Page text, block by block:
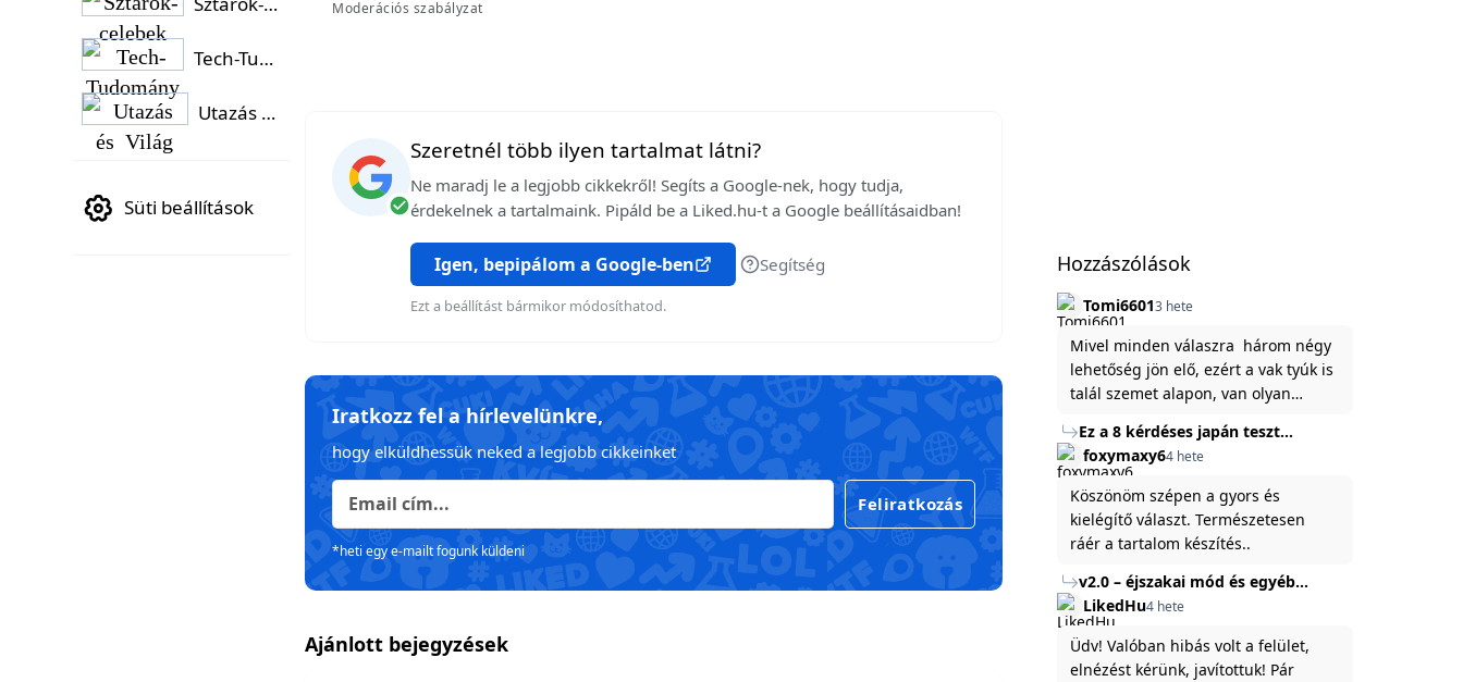
Moderációs szabályzat
Szeretnél több ilyen tartalmat látni?
Ne maradj le a legjobb cikkekről! Segíts a Google-nek, hogy tudja,
érdekelnek a tartalmaink. Pipáld be a Liked.hu-t a Google beállításaidban!
Igen, bepipálom a Google-ben Segítség
Ezt a beállítást bármikor módosíthatod.
Iratkozz fel a hírlevelünkre,
hogy elküldhessük neked a legjobb cikkeinket
Feliratkozás
*heti egy e-mailt fogunk küldeni
Ajánlott bejegyzések
Hozzászólások
Tomi66013 hete
Mivel minden válaszra három négy
lehetőség jön elő, ezért a vak tyúk is
talál szemet alapon, van olyan
Ez a 8 kérdéses japán teszt
hibátlanul feltárja az igazságot
rólad
foxymaxy64 hete
Köszönöm szépen a gyors és
kielégítő választ. Természetesen
ráér a tartalom készítés..
v2.0 – éjszakai mód és egyéb
fejlesztések
LikedHu4 hete
Üdv! Valóban hibás volt a felület,
elnézést kérünk, javítottuk! Pár
Tech-Tudomány
Utazás és Világ
Süti beállítások